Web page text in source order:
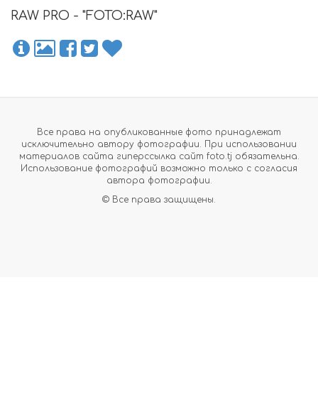
RAW PRO - "FOTO:RAW"
Все права на опубликованные фото принадлежат
исключительно автору фотографии. При использовании
материалов сайта гиперссылка сайт foto.tj обязательна.
Использование фотографий возможно только с согласия
автора фотографии.
© Все права защищены.